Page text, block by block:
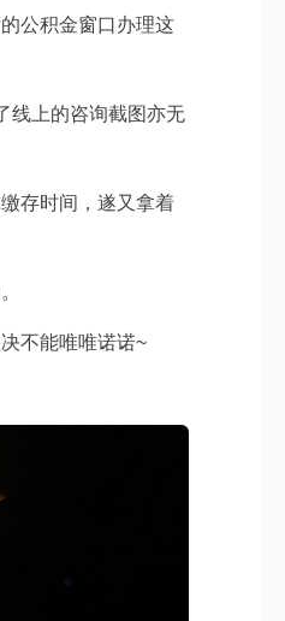
公积金窗口办理这
线上的咨询截图亦无
存时间，遂又拿着
不能唯唯诺诺~